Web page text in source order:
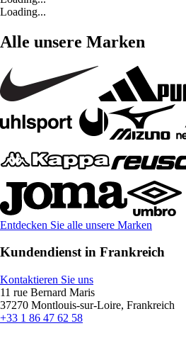
Loading...
Alle unsere Marken
Entdecken Sie alle unsere Marken
Kundendienst in Frankreich
Kontaktieren Sie uns
11 rue Bernard Maris
37270 Montlouis-sur-Loire, Frankreich
+33 1 86 47 62 58